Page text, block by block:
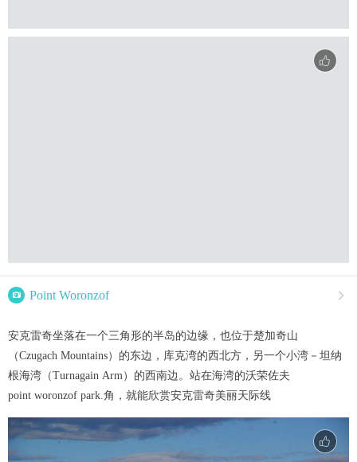
 Point Woronzof 
安克雷奇坐落在一个三角形的半岛的边缘，也位于楚加奇山
（Czugach Mountains）的东边，库克湾的西北方，另一个小湾－坦纳
根海湾（Turnagain Arm）的西南边。站在海湾的沃荣佐夫
point woronzof park.角，就能欣赏安克雷奇美丽天际线